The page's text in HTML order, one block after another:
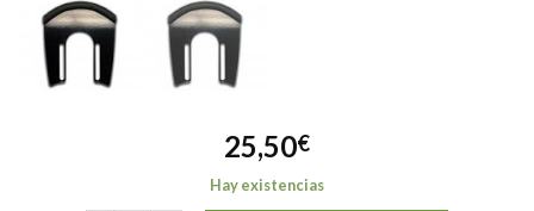
25,50€
Hay existencias